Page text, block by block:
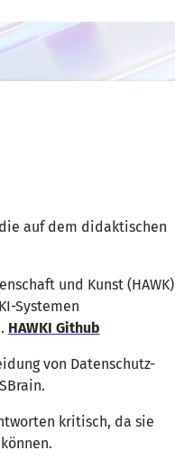
auf dem didaktischen
und Kunst (HAWK)
Systemen
HAWKI Github
von Datenschutz-
kritisch, da sie